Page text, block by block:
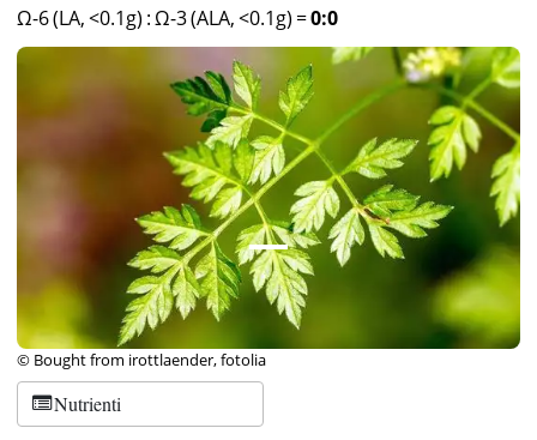
Ω-6 (LA, <0.1g) :Ω-3 (ALA, <0.1g) =0:0
© Bought from irottlaender, fotolia
Nutrienti